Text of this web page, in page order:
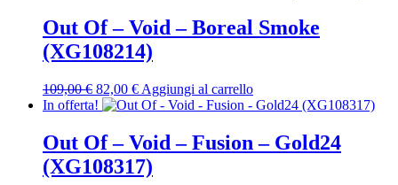
Out Of – Void – Boreal Smoke
(XG108214)
109,00€ Il
prezzo
era:
109,00 €.
82,00 €Il
prezzo
è:
82,00 €.
Aggiungi al carrello
In offerta!
Out Of – Void – Fusion – Gold24
(XG108317)